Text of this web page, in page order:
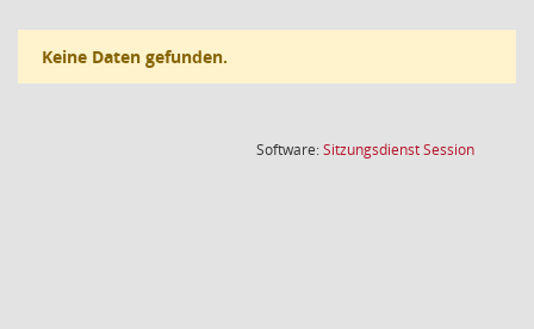
Keine Daten gefunden.
Software:SitzungsdienstSession(Wird in